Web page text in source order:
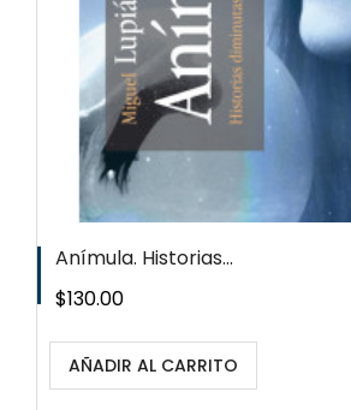
Anímula. Historias...
Precio
$130.00
AÑADIR AL CARRITO